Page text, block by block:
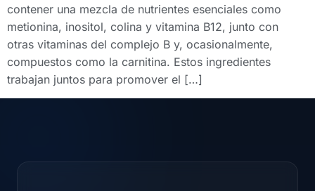
contener una mezcla de nutrientes esenciales como
metionina, inositol, colina y vitamina B12, junto con
otras vitaminas del complejo B y, ocasionalmente,
compuestos como la carnitina. Estos ingredientes
trabajan juntos para promover el […]